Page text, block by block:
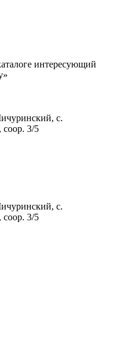
интересующий
с.
соор. 3/5
с.
соор. 3/5